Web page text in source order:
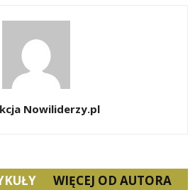
Nowiliderzy.pl
WIĘCEJ OD AUTORA